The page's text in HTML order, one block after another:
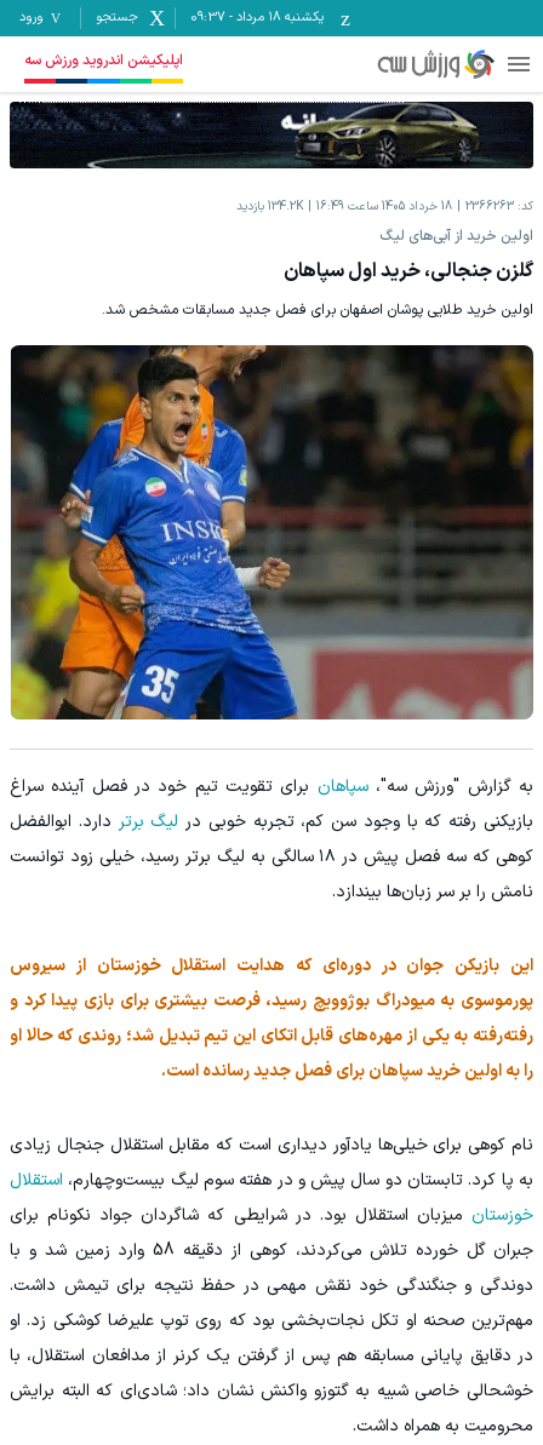
یکشنبه ۱۸ مرداد -
09:37 جستجو ورود
اپلیکیشن اندروید ورزش سه
کد: 2366263 18 خرداد 1405 ساعت 16:49 134.2K بازدید
اولین خرید از آبی‌های لیگ
گلزن جنجالی، خرید اول سپاهان
اولین خرید طلایی پوشان اصفهان برای فصل جدید مسابقات مشخص شد.
به گزارش "ورزش سه"،سپاهان برای تقویت تیم خود در فصل آینده سراغ
بازیکنی رفته که با وجود سن کم، تجربه خوبی در لیگ برتر دارد. ابوالفضل
کوهی که سه فصل پیش در ۱۸ سالگی به لیگ برتر رسید، خیلی زود توانست
نامش را بر سر زبان‌ها بیندازد.
این بازیکن جوان در دوره‌ای که هدایت استقلال خوزستان از سیروس
پورموسوی به میودراگ بوژوویچ رسید، فرصت بیشتری برای بازی پیدا کرد و
رفته‌رفته به یکی از مهره‌های قابل اتکای این تیم تبدیل شد؛ روندی که حالا او
را به اولین خرید سپاهان برای فصل جدید رسانده است.
نام کوهی برای خیلی‌ها یادآور دیداری است که مقابل استقلال جنجال زیادی
به پا کرد. تابستان دو سال پیش و در هفته سوم لیگ بیست‌وچهارم، استقلال
خوزستان میزبان استقلال بود. در شرایطی که شاگردان جواد نکونام برای
جبران گل خورده تلاش می‌کردند، کوهی از دقیقه 58 وارد زمین شد و با
دوندگی و جنگندگی خود نقش مهمی در حفظ نتیجه برای تیمش داشت.
مهم‌ترین صحنه او تکل نجات‌بخشی بود که روی توپ علیرضا کوشکی زد. او
در دقایق پایانی مسابقه هم پس از گرفتن یک کرنر از مدافعان استقلال، با
خوشحالی خاصی شبیه به گتوزو واکنش نشان داد؛ شادی‌ای که البته برایش
محرومیت به همراه داشت.